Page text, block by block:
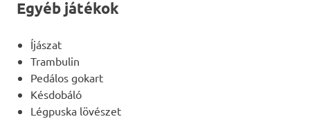
Egyéb játékok
Íjászat
Trambulin
Pedálos gokart
Késdobáló
Légpuska lövészet